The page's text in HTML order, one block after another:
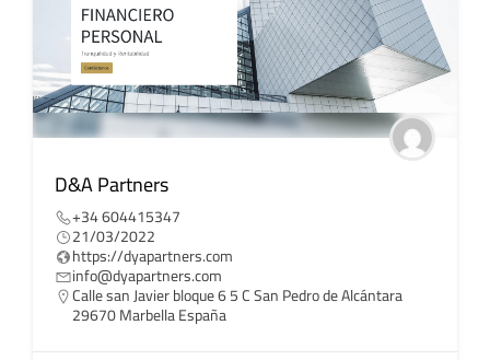
D&A Partners
+34 604415347
21/03/2022
https://dyapartners.com
info@dyapartners.com
Calle san Javier bloque 6 5 C San Pedro de Alcántara
29670 Marbella España